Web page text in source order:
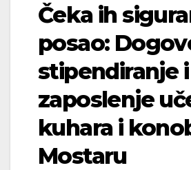
Čeka ih
posao:
stipendiranje i
zaposlenje
kuhara i
Mostaru